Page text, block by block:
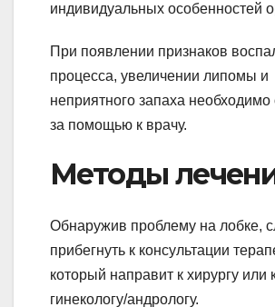
индивидуальных особенностей
При появлении признаков
процесса, увеличении липомы и
неприятного запаха необходимо
за помощью к врачу.
Методы
Обнаружив проблему на лобке,
прибегнуть к консультации
который направит к хирургу или
гинекологу/андрологу.